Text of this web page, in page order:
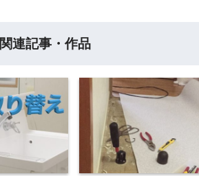
関連記事・作品